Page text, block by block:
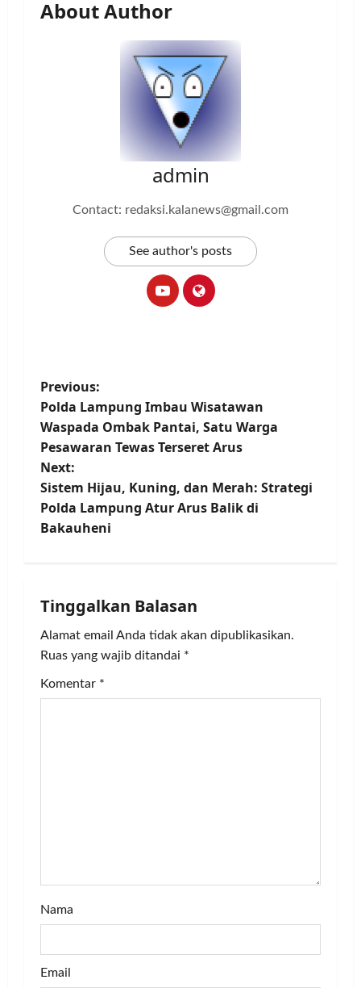
About Author
admin
Contact: redaksi.kalanews@gmail.com
See author's posts
P
o
s
t
n
v
i
g
a
Previous:
Polda Lampung Imbau Wisatawan
Waspada Ombak Pantai, Satu Warga
Pesawaran Tewas Terseret Arus
Next:
Sistem Hijau, Kuning, dan Merah: Strategi
Polda Lampung Atur Arus Balik di
Bakauheni
Tinggalkan Balasan
Alamat email Anda tidak akan dipublikasikan.
Ruas yang wajib ditandai *
Komentar *
Nama
Email